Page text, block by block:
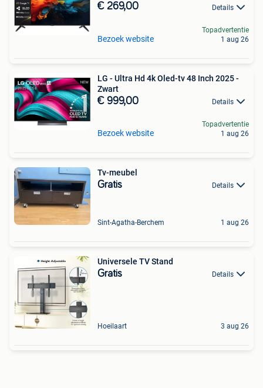
€ 269,00 Details
Bezoek website
Topadvertentie
1 aug 26
LG - Ultra Hd 4k Oled-tv 48 Inch 2025 -
Zwart
€ 999,00 Details
Bezoek website
Topadvertentie
1 aug 26
Tv-meubel
Gratis Details
Sint-Agatha-Berchem 1 aug 26
Universele TV Stand
Gratis Details
Hoeilaart 3 aug 26